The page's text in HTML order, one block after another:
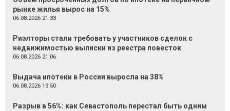
рынке жилья вырос на 15%
06.08.2026 21:33
Риэлторы стали требовать у участников сделок с
недвижимостью выписки из реестра повесток
06.08.2026 21:06
Выдача ипотеки в России выросла на 38%
06.08.2026 19:50
Разрыв в 56%: как Севастополь перестал быть одним